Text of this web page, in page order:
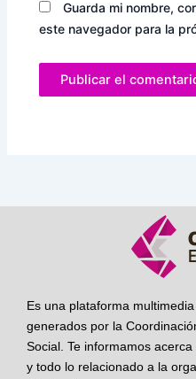
Guarda mi nombre,
este navegador para la
Es una plataforma
generados por la
Social. Te informamos
y todo lo relacionado a la